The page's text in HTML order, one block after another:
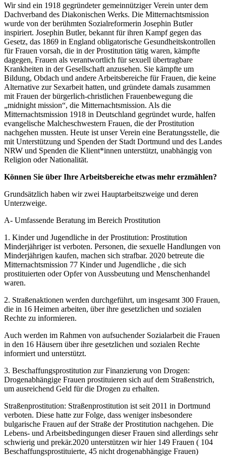
Wir sind ein 1918 gegründeter gemeinnütziger Verein unter dem
Dachverband des Diakonischen Werks. Die Mitternachtsmission
wurde von der berühmten Sozialreformerin Josephin Butler
inspiriert. Josephin Butler, bekannt für ihren Kampf gegen das
Gesetz, das 1869 in England obligatorische Gesundheitskontrollen
für Frauen vorsah, die in der Prostitution tätig waren, kämpfte
dagegen, Frauen als verantwortlich für sexuell übertragbare
Krankheiten in der Gesellschaft anzusehen. Sie kämpfte um
Bildung, Obdach und andere Arbeitsbereiche für Frauen, die keine
Alternative zur Sexarbeit hatten, und gründete damals zusammen
mit Frauen der bürgerlich-christlichen Frauenbewegung die
„midnight mission“, die Mitternachtsmission. Als die
Mitternachtsmission 1918 in Deutschland gegründet wurde, halfen
evangelische Malcheschwestern Frauen, die der Prostitution
nachgehen mussten. Heute ist unser Verein eine Beratungsstelle, die
mit Unterstützung und Spenden der Stadt Dortmund und des Landes
NRW und Spenden die Klient*innen unterstützt, unabhängig von
Religion oder Nationalität.
Können Sie über Ihre Arbeitsbereiche etwas mehr erzmählen?
Grundsätzlich haben wir zwei Hauptarbeitszweige und deren
Unterzweige.
A- Umfassende Beratung im Bereich Prostitution
1. Kinder und Jugendliche in der Prostitution: Prostitution
Minderjähriger ist verboten. Personen, die sexuelle Handlungen von
Minderjährigen kaufen, machen sich strafbar. 2020 betreute die
Mitternachtsmission 77 Kinder und Jugendliche , die sich
prostituierten oder Opfer von Aussbeutung und Menschenhandel
waren.
2. Straßenaktionen werden durchgeführt, um insgesamt 300 Frauen,
die in 16 Heimen arbeiten, über ihre gesetzlichen und sozialen
Rechte zu informieren.
Auch werden im Rahmen von aufsuchender Sozialarbeit die Frauen
in den 16 Häusern über ihre gesetzlichen und sozialen Rechte
informiert und unterstützt.
3. Beschaffungsprostitution zur Finanzierung von Drogen:
Drogenabhängige Frauen prostituieren sich auf dem Straßenstrich,
um ausreichend Geld für die Drogen zu erhalten.
Straßenprostitution: Straßenprostitution ist seit 2011 in Dortmund
verboten. Diese hatte zur Folge, dass weniger insbesondere
bulgarische Frauen auf der Straße der Prostitution nachgehen. Die
Lebens- und Arbeitsbedingungen dieser Frauen sind allerdings sehr
schwierig und prekär.2020 unterstützen wir hier 149 Frauen ( 104
Beschaffungsprostituierte, 45 nicht drogenabhängige Frauen)